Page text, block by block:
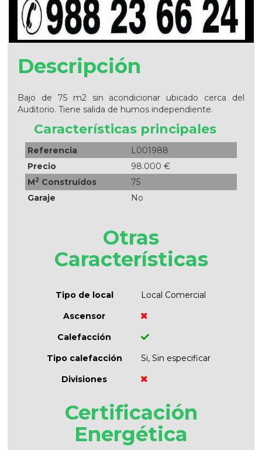
Descripción
Bajo de 75 m2 sin acondicionar ubicado cerca del
Auditorio. Tiene salida de humos independiente.
Características principales
Referencia
L001988
Precio
98.000 €
M2 Construídos
75
Garaje
No
Otras
Características
Tipo de local
Local Comercial
Ascensor
Calefacción
Tipo calefacción
Si, Sin especificar
Divisiones
Certificación
Energética